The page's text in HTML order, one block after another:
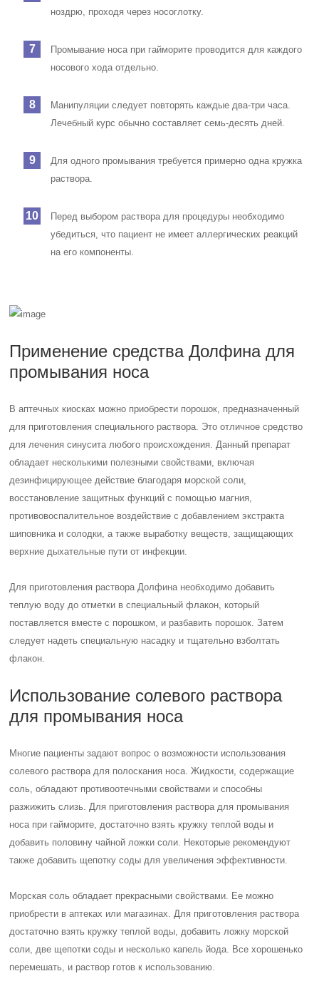
ноздрю, проходя через носоглотку.
Промывание носа при гайморите проводится для каждого
носового хода отдельно.
Манипуляции следует повторять каждые два-три часа.
Лечебный курс обычно составляет семь-десять дней.
Для одного промывания требуется примерно одна кружка
раствора.
Перед выбором раствора для процедуры необходимо
убедиться, что пациент не имеет аллергических реакций
на его компоненты.
Применение средства Долфина для
промывания носа
В аптечных киосках можно приобрести порошок, предназначенный
для приготовления специального раствора. Это отличное средство
для лечения синусита любого происхождения. Данный препарат
обладает несколькими полезными свойствами, включая
дезинфицирующее действие благодаря морской соли,
восстановление защитных функций с помощью магния,
противовоспалительное воздействие с добавлением экстракта
шиповника и солодки, а также выработку веществ, защищающих
верхние дыхательные пути от инфекции.
Для приготовления раствора Долфина необходимо добавить
теплую воду до отметки в специальный флакон, который
поставляется вместе с порошком, и разбавить порошок. Затем
следует надеть специальную насадку и тщательно взболтать
флакон.
Использование солевого раствора
для промывания носа
Многие пациенты задают вопрос о возможности использования
солевого раствора для полоскания носа. Жидкости, содержащие
соль, обладают противоотечными свойствами и способны
разжижить слизь. Для приготовления раствора для промывания
носа при гайморите, достаточно взять кружку теплой воды и
добавить половину чайной ложки соли. Некоторые рекомендуют
также добавить щепотку соды для увеличения эффективности.
Морская соль обладает прекрасными свойствами. Ее можно
приобрести в аптеках или магазинах. Для приготовления раствора
достаточно взять кружку теплой воды, добавить ложку морской
соли, две щепотки соды и несколько капель йода. Все хорошенько
перемешать, и раствор готов к использованию.